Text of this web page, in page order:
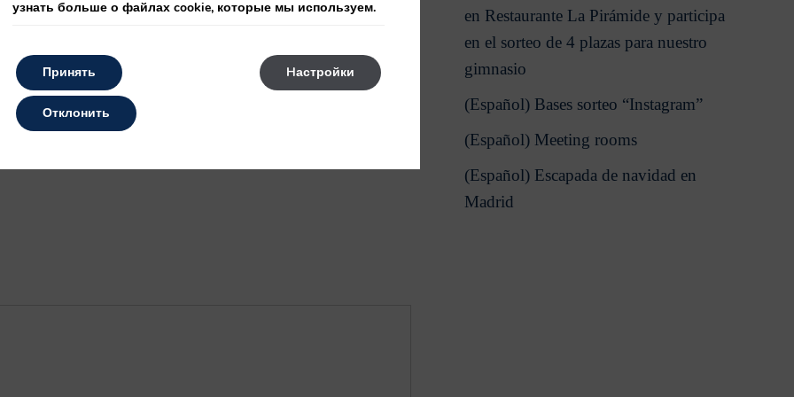
en Restaurante La Pirámide y participa
en el sorteo de 4 plazas para nuestro
gimnasio
(Español) Bases sorteo “Instagram”
(Español) Meeting rooms
(Español) Escapada de navidad en
Madrid
узнать больше о файлах cookie, которые мы используем.
Принять Hастройки
Отклонить